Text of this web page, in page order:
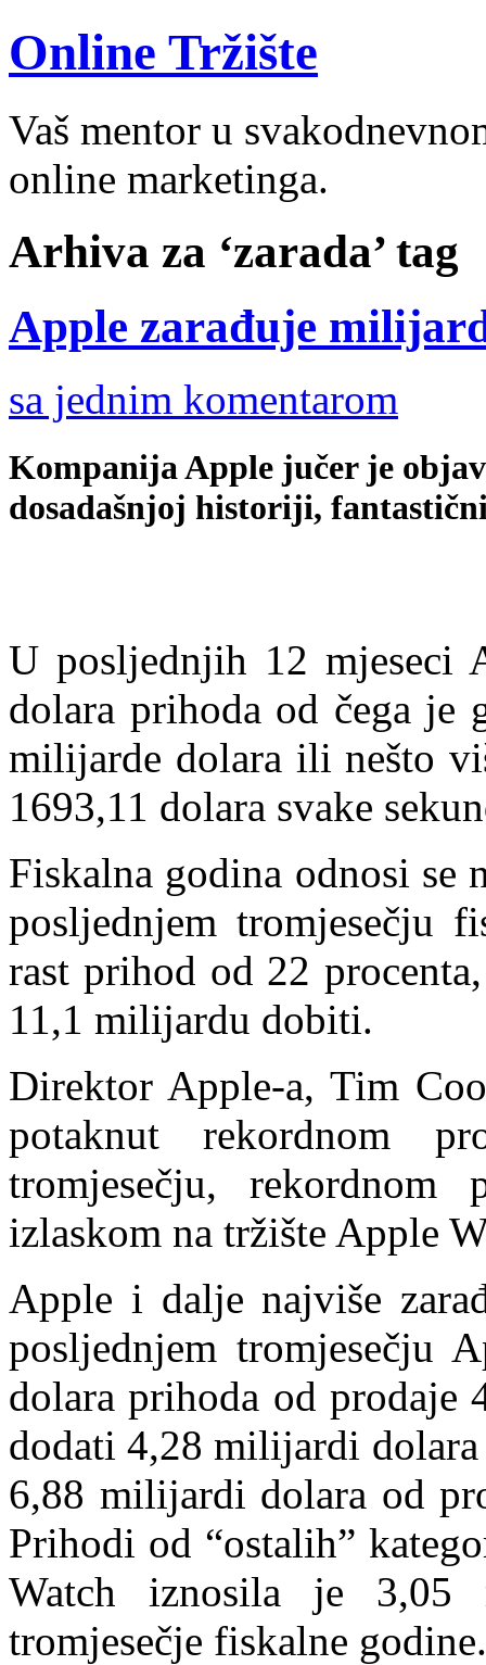
Online Tržište
Vaš mentor u
online marketinga.
Arhiva za ‘zarada’ tag
Apple zarađuje
sa jednim komentarom
Kompanija Apple jučer je
dosadašnjoj historiji,
U posljednjih 12 mjeseci
dolara prihoda od čega je
milijarde dolara ili nešto
1693,11 dolara svake
Fiskalna godina odnosi se
posljednjem tromjesečju
rast prihod od 22
11,1 milijardu dobiti.
Direktor Apple-a, Tim
potaknut rekordnom
tromjesečju,
izlaskom na tržište Apple
Apple i dalje najviše
posljednjem tromjesečju
dolara prihoda od prodaje
dodati 4,28 milijardi
6,88 milijardi dolara od
Prihodi od “ostalih”
Watch iznosila je 3,05
tromjesečje fiskalne godine.